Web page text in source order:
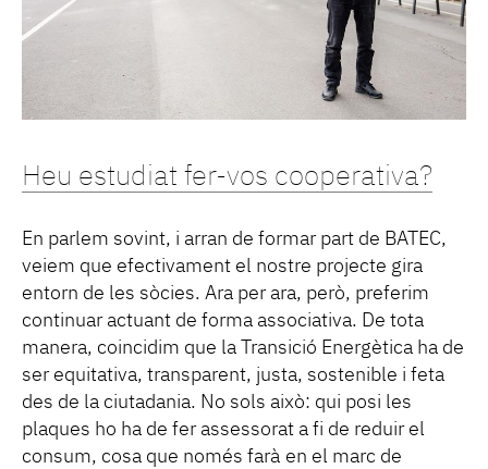
Heu estudiat fer-vos cooperativa?
En parlem sovint, i arran de formar part de BATEC,
veiem que efectivament el nostre projecte gira
entorn de les sòcies. Ara per ara, però, preferim
continuar actuant de forma associativa. De tota
manera, coincidim que la Transició Energètica ha de
ser equitativa, transparent, justa, sostenible i feta
des de la ciutadania. No sols això: qui posi les
plaques ho ha de fer assessorat a fi de reduir el
consum, cosa que només farà en el marc de